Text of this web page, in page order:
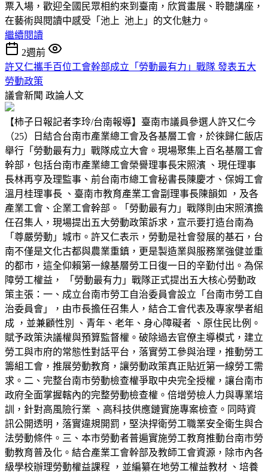
票入場，歡迎全國民眾相約來到臺南，欣賞畫展、聆聽講座，
在藝術與閱讀中感受「池上 池上」的文化魅力。
繼續閱讀
2週前
許又仁攜手百位工會幹部成立「勞動最有力」戰隊 發表五大
勞動政策
議會新聞 政論人文
【柿子日報記者李玲/台南報導】臺南市議員參選人許又仁今
（25）日結合台南市產業總工會及各基層工會，於徠歸仁飯店
舉行「勞動最有力」戰隊成立大會。現場聚集上百名基層工會
幹部，包括台南市產業總工會榮譽理事長宋照濱 、現任理事
長林再亨及理監事、前台南市總工會秘書長陳慶才、保姆工會
溫月桂理事長 、臺南市教育產業工會副理事長陳韻如 ，及各
產業工會、企業工會幹部。「勞動最有力」戰隊則由宋照濱擔
任召集人，現場提出五大勞動政策訴求，宣示要打造台南為
「尊嚴勞動」城市。許又仁表示，勞動是社會發展的基石，台
南不僅是文化古都與農業重鎮，更是製造業與服務業強健並重
的都市，這全仰賴第一線基層勞工日復一日的辛勤付出。為保
障勞工權益， 「勞動最有力」戰隊正式提出五大核心勞動政
策主張：一、成立台南市勞工自治委員會設立「台南市勞工自
治委員會」，由市長擔任召集人，結合工會代表及專家學者組
成 ，並兼顧性別 、青年、老年、身心障礙者 、原住民比例。
賦予政策決議權與預算監督權。破除過去官僚主導模式，建立
勞工與市府的常態性對話平台，落實勞工參與治理，推動勞工
籌組工會，推展勞動教育，讓勞動政策真正貼近第一線勞工需
求。二、完整台南市勞動檢查權爭取中央完全授權，讓台南市
政府全面掌握轄內的完整勞動檢查權。倍增勞檢人力與專業培
訓，針對高風險行業 、高科技供應鏈實施專案檢查。同時資
訊公開透明，落實違規開罰，堅決捍衛勞工職業安全衛生與合
法勞動條件。三、本市勞動者普遍實施勞工教育推動台南市勞
動教育普及化。結合產業工會幹部及教師工會資源，除市內各
級學校辦理勞動權益課程 ，並編纂在地勞工權益教材 、培養